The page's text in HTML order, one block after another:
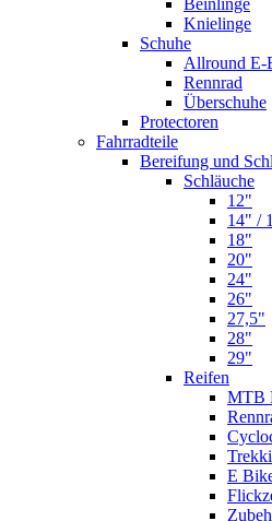
Beinlinge
Knielinge
Schuhe
Allround E-
Rennrad
Überschuhe
Protectoren
Fahrradteile
Bereifung und
Schläuche
12"
14" /
18"
20"
24"
26"
27,5"
28"
29"
Reifen
MTB
E